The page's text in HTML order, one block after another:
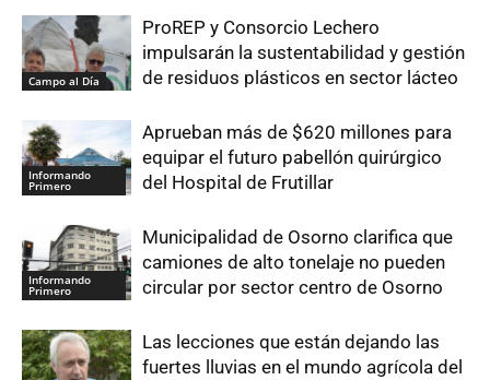
Campo al Día
ProREP y Consorcio Lechero
impulsarán la sustentabilidad y gestión
de residuos plásticos en sector lácteo
Informando
Primero
Aprueban más de $620 millones para
equipar el futuro pabellón quirúrgico
del Hospital de Frutillar
Informando
Primero
Municipalidad de Osorno clarifica que
camiones de alto tonelaje no pueden
circular por sector centro de Osorno
Las lecciones que están dejando las
fuertes lluvias en el mundo agrícola del